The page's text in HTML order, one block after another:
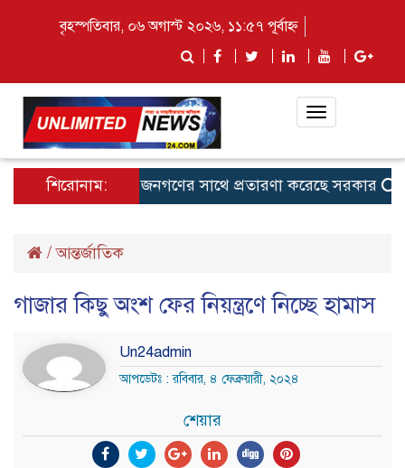
বৃহস্পতিবার, ০৬ অগাস্ট ২০২৬, ১১:৫৭ পূর্বাহ্ন
Toggle
শিরোনাম:
জুলাই নিয়ে জনগণের সাথে প্রতারণা করেছে সরকার
/আন্তর্জাতিক
গাজার কিছু অংশ ফের নিয়ন্ত্রণে নিচ্ছে হামাস
Un24admin
আপডেটঃ : রবিবার, ৪ ফেব্রুয়ারী, ২০২৪
শেয়ার